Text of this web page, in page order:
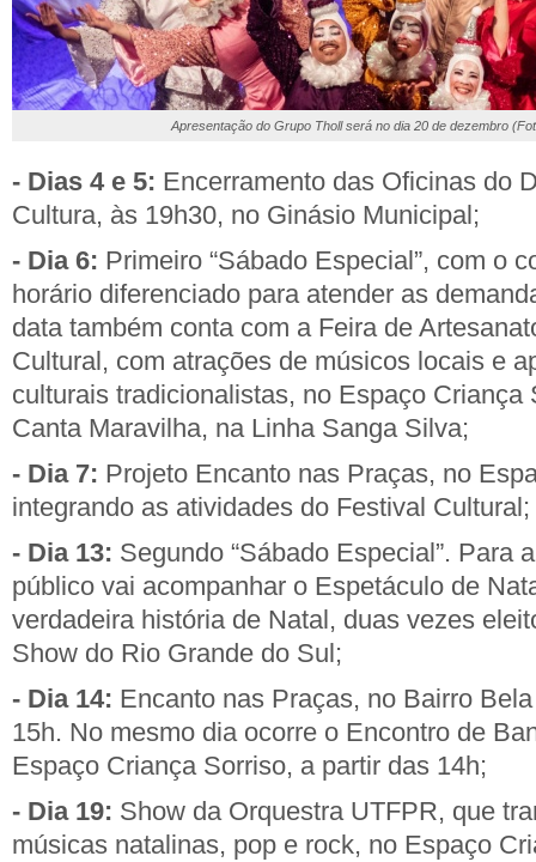
Apresentação do Grupo Tholl será no dia 20 de dezembro
- Dias 4 e 5: Encerramento das Oficinas do
Cultura, às 19h30, no Ginásio Municipal;
- Dia 6: Primeiro “Sábado Especial”, com o
horário diferenciado para atender as
data também conta com a Feira de
Cultural, com atrações de músicos locais e
culturais tradicionalistas, no Espaço Criança
Canta Maravilha, na Linha Sanga Silva;
- Dia 7: Projeto Encanto nas Praças, no
integrando as atividades do Festival Cultural;
- Dia 13: Segundo “Sábado Especial”. Para
público vai acompanhar o Espetáculo de
verdadeira história de Natal, duas vezes
Show do Rio Grande do Sul;
- Dia 14: Encanto nas Praças, no Bairro
15h. No mesmo dia ocorre o Encontro de
Espaço Criança Sorriso, a partir das 14h;
- Dia 19: Show da Orquestra UTFPR, que
músicas natalinas, pop e rock, no Espaço